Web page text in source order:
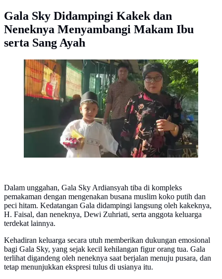
Gala Sky Didampingi Kakek dan
Neneknya Menyambangi Makam Ibu
serta Sang Ayah
Momen Gala Sky Ziarah ke Makam Orang Tua/
Instagram @galaasky
Dalam unggahan, Gala Sky Ardiansyah tiba di kompleks
pemakaman dengan mengenakan busana muslim koko putih dan
peci hitam. Kedatangan Gala didampingi langsung oleh kakeknya,
H. Faisal, dan neneknya, Dewi Zuhriati, serta anggota keluarga
terdekat lainnya.
Kehadiran keluarga secara utuh memberikan dukungan emosional
bagi Gala Sky, yang sejak kecil kehilangan figur orang tua. Gala
terlihat digandeng oleh neneknya saat berjalan menuju pusara, dan
tetap menunjukkan ekspresi tulus di usianya itu.